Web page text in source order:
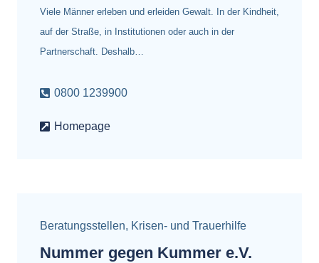
Viele Männer erleben und erleiden Gewalt. In der Kindheit,
auf der Straße, in Institutionen oder auch in der
Partnerschaft. Deshalb…
0800 1239900
Homepage
Beratungsstellen, Krisen- und Trauerhilfe
Nummer gegen Kummer e.V.